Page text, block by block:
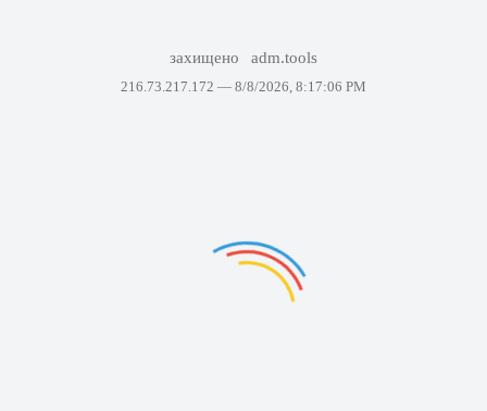
захищено adm.tools
216.73.217.172 — 8/8/2026, 8:17:06 PM